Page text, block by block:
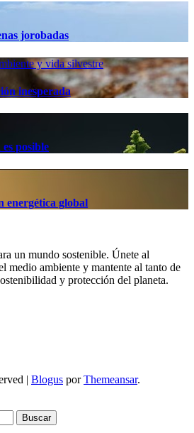
jorobadas
y vida silvestre
inesperada
posible
energética global
un mundo sostenible. Únete al
medio ambiente y mantente al tanto de
y protección del planeta.
| Blogus porThemeansar.